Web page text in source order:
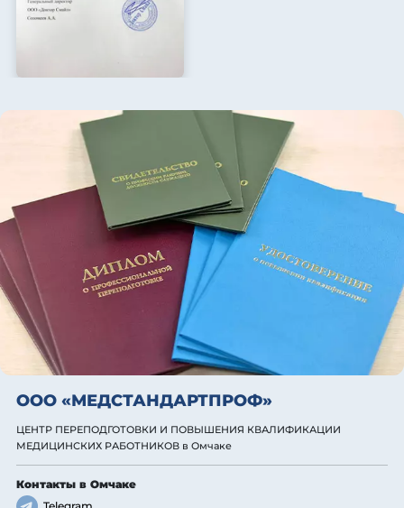
ООО «МЕДСТАНДАРТПРОФ»
ЦЕНТР ПЕРЕПОДГОТОВКИ И ПОВЫШЕНИЯ КВАЛИФИКАЦИИ
МЕДИЦИНСКИХ РАБОТНИКОВ в Омчаке
Контакты в Омчаке